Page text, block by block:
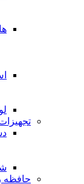
حافظه